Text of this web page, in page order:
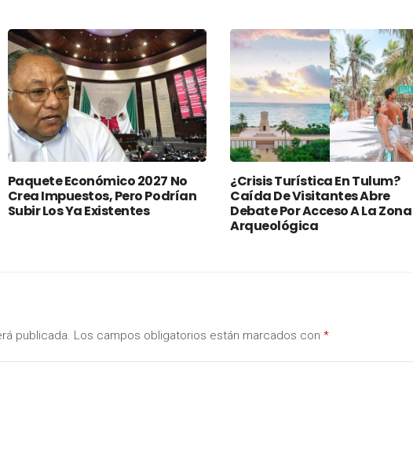
Paquete Económico 2027 No
Crea Impuestos, Pero Podrían
Subir Los Ya Existentes
¿Crisis Turística En Tulum?
Caída De Visitantes Abre
Debate Por Acceso A La Zona
Arqueológica
publicada. Los campos obligatorios están marcados con *